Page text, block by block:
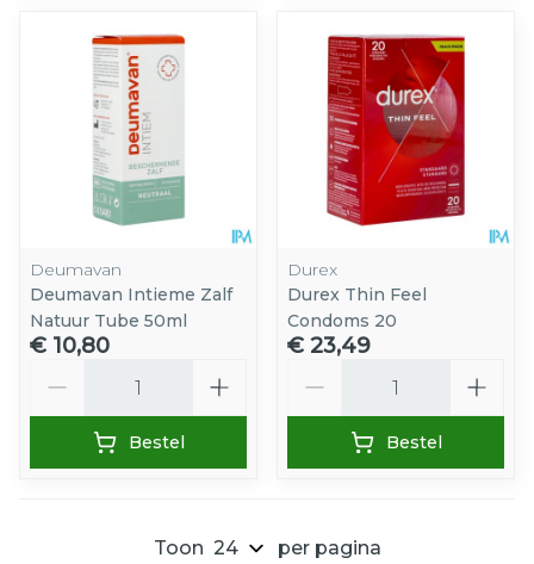
Deumavan
Deumavan Intieme Zalf
Natuur Tube 50ml
€ 10,80
Bestel
Durex
Durex Thin Feel
Condoms 20
€ 23,49
Bestel
Toon per pagina